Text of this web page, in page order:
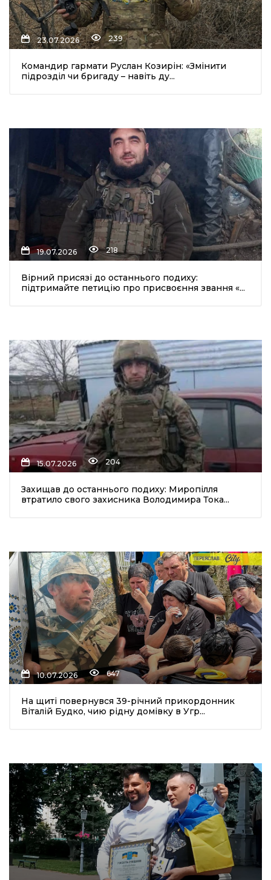
23.07.2026 239
Командир гармати Руслан Козирін: «Змінити
підрозділ чи бригаду – навіть ду...
19.07.2026 218
Вірний присязі до останнього подиху:
підтримайте петицію про присвоєння звання «...
15.07.2026 204
Захищав до останнього подиху: Миропілля
втратило свого захисника Володимира Тока...
10.07.2026 647
На щиті повернувся 39-річний прикордонник
Віталій Будко, чию рідну домівку в Угр...